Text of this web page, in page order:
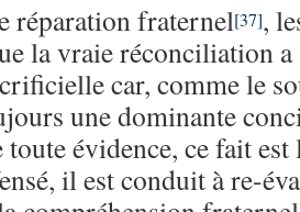
réparation fraternel[37],
la vraie réconciliation a
car, comme le
une dominante
évidence, ce fait
il est conduit à re-